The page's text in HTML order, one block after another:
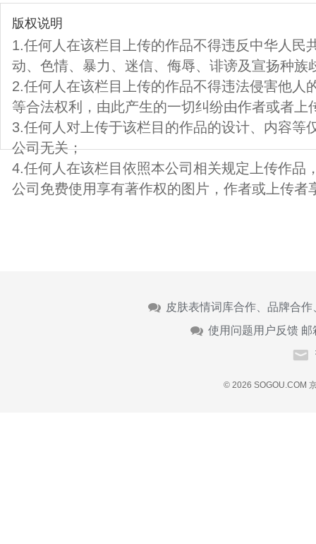
版权说明
1.任何人在该栏目上传的作品不得违反中华人民
动、色情、暴力、迷信、侮辱、诽谤及宣扬种族
2.任何人在该栏目上传的作品不得违法侵害他人
等合法权利，由此产生的一切纠纷由作者或者上
3.任何人对上传于该栏目的作品的设计、内容等
公司无关；
4.任何人在该栏目依照本公司相关规定上传作品
公司免费使用享有著作权的图片，作者或上传者
皮肤表情词库合作、品牌合
使用问题用户反馈 邮
© 2026 SOGOU.COM